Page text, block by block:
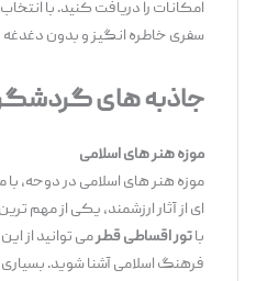
امکانات را دریافت کنید. با انتخاب این
سفری خاطره ‌انگیز و بدون دغدغه را
جاذبه‌ های گردشگری
موزه هنر های اسلامی
موزه هنر های اسلامی در دوحه، با
‌ای از آثار ارزشمند، یکی از مهم ‌ترین
تور اقساطی قطرمی ‌توانید از این موزه
فرهنگ اسلامی آشنا شوید. بسیاری از